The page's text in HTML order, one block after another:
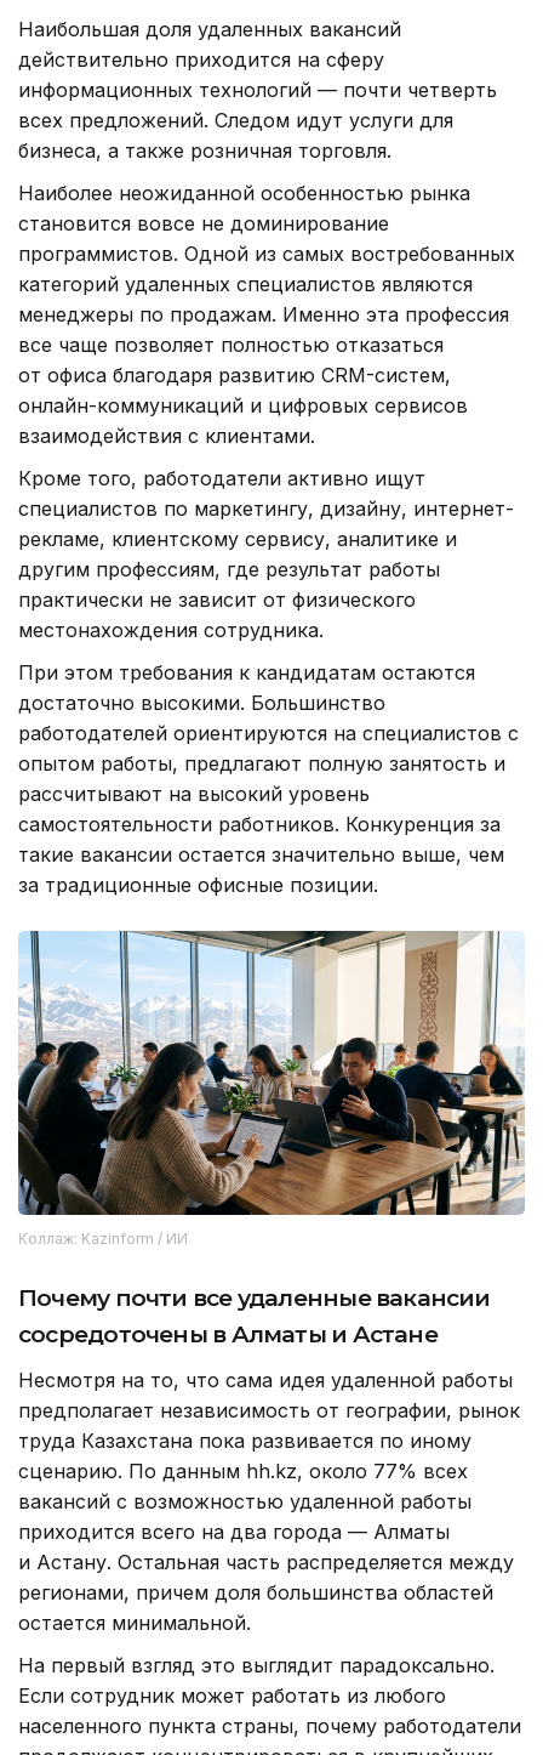
Наибольшая доля удаленных вакансий
действительно приходится на сферу
информационных технологий — почти четверть
всех предложений. Следом идут услуги для
бизнеса, а также розничная торговля.
Наиболее неожиданной особенностью рынка
становится вовсе не доминирование
программистов. Одной из самых востребованных
категорий удаленных специалистов являются
менеджеры по продажам. Именно эта профессия
все чаще позволяет полностью отказаться
от офиса благодаря развитию CRM-систем,
онлайн-коммуникаций и цифровых сервисов
взаимодействия с клиентами.
Кроме того, работодатели активно ищут
специалистов по маркетингу, дизайну, интернет-
рекламе, клиентскому сервису, аналитике и
другим профессиям, где результат работы
практически не зависит от физического
местонахождения сотрудника.
При этом требования к кандидатам остаются
достаточно высокими. Большинство
работодателей ориентируются на специалистов с
опытом работы, предлагают полную занятость и
рассчитывают на высокий уровень
самостоятельности работников. Конкуренция за
такие вакансии остается значительно выше, чем
за традиционные офисные позиции.
Коллаж: Kazinform / ИИ
Почему почти все удаленные вакансии
сосредоточены в Алматы и Астане
Несмотря на то, что сама идея удаленной работы
предполагает независимость от географии, рынок
труда Казахстана пока развивается по иному
сценарию. По данным hh.kz, около 77% всех
вакансий с возможностью удаленной работы
приходится всего на два города — Алматы
и Астану. Остальная часть распределяется между
регионами, причем доля большинства областей
остается минимальной.
На первый взгляд это выглядит парадоксально.
Если сотрудник может работать из любого
населенного пункта страны, почему работодатели